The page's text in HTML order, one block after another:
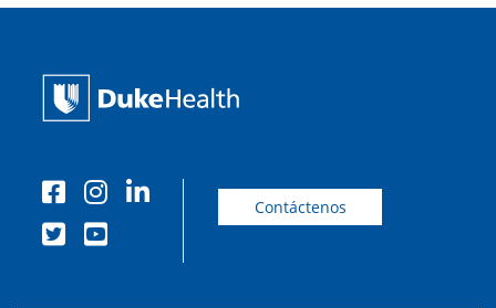
Contáctenos